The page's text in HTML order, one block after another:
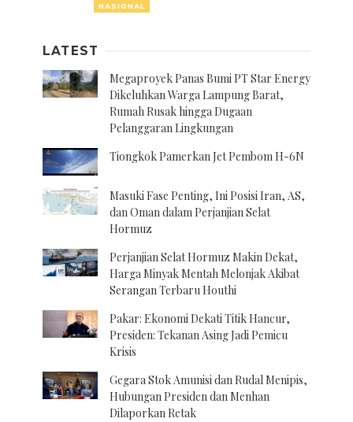
NASIONAL
LATEST
Megaproyek Panas Bumi PT Star Energy
Dikeluhkan Warga Lampung Barat,
Rumah Rusak hingga Dugaan
Pelanggaran Lingkungan
Tiongkok Pamerkan Jet Pembom H-6N
Masuki Fase Penting, Ini Posisi Iran, AS,
dan Oman dalam Perjanjian Selat
Hormuz
Perjanjian Selat Hormuz Makin Dekat,
Harga Minyak Mentah Melonjak Akibat
Serangan Terbaru Houthi
Pakar: Ekonomi Dekati Titik Hancur,
Presiden: Tekanan Asing Jadi Pemicu
Krisis
Gegara Stok Amunisi dan Rudal Menipis,
Hubungan Presiden dan Menhan
Dilaporkan Retak